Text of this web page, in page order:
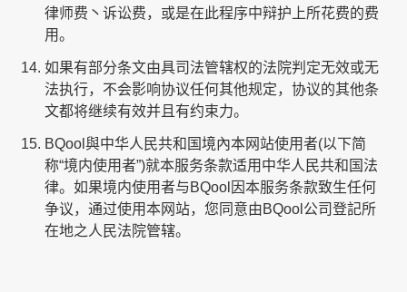
律师费丶诉讼费，或是在此程序中辩护上所花费的费
用。
如果有部分条文由具司法管辖权的法院判定无效或无
法执行，不会影响协议任何其他规定，协议的其他条
文都将继续有效并且有约束力。
BQool與中华人民共和国境內本网站使用者(以下简
称“境内使用者”)就本服务条款适用中华人民共和国法
律。如果境内使用者与BQool因本服务条款致生任何
争议，通过使用本网站，您同意由BQool公司登記所
在地之人民法院管辖。